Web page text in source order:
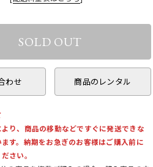
わせ 商品のレンタル
り、商品の移動などですぐに発送できな
す。納期をお急ぎのお客様はご購入前に
さい。